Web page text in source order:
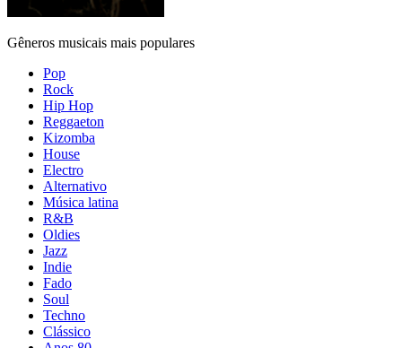
Gêneros musicais mais populares
Pop
Rock
Hip Hop
Reggaeton
Kizomba
House
Electro
Alternativo
Música latina
R&B
Oldies
Jazz
Indie
Fado
Soul
Techno
Clássico